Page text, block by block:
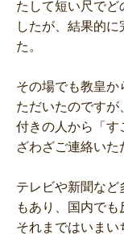
たして短い尺で
したが、結果的
た。
その場でも教皇か
ただいたのですが
付きの人から「す
ざわざご連絡いた
テレビや新聞など
もあり、国内でも
それまではいま